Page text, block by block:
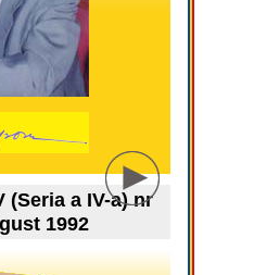
(Seria a IV-a) nr
1992